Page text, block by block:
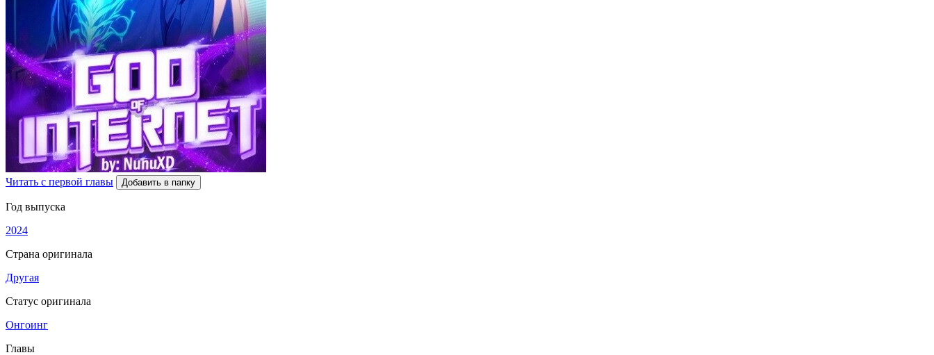
Читать с первой главы Добавить в папку
Год выпуска
2024
Страна оригинала
Другая
Статус оригинала
Онгоинг
Главы